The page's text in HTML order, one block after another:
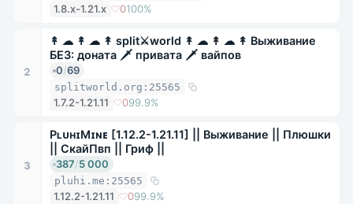
1.8.x-1.21.x 0100%
2
↟ ☁ ↟ ☁ ↟ split⚔world ↟ ☁ ↟ ☁ ↟ Выживание
БЕЗ: доната 🗡 привата 🗡 вайпов
0/69
splitworld.org:25565
1.7.2-1.21.11 099.9%
3
PʟᴜʜɪMɪɴᴇ [1.12.2-1.21.11] || Выживание || Плюшки
|| СкайПвп || Гриф ||
387/5 000
pluhi.me:25565
1.12.2-1.21.11 099.9%